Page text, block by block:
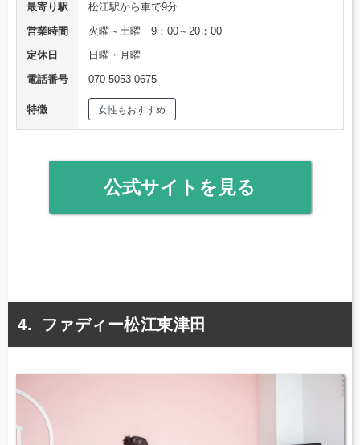
最寄り駅
松江駅から車で9分
営業時間
火曜～土曜 9：00～20：00
定休日
日曜・月曜
電話番号
070-5053-0675
特徴 女性もおすすめ
公式サイトを見る
ファディー松江東津田